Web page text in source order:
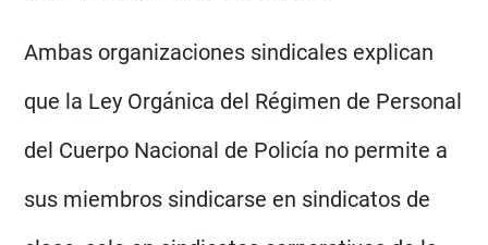
Ambas organizaciones sindicales explican
que la Ley Orgánica del Régimen de Personal
del Cuerpo Nacional de Policía no permite a
sus miembros sindicarse en sindicatos de